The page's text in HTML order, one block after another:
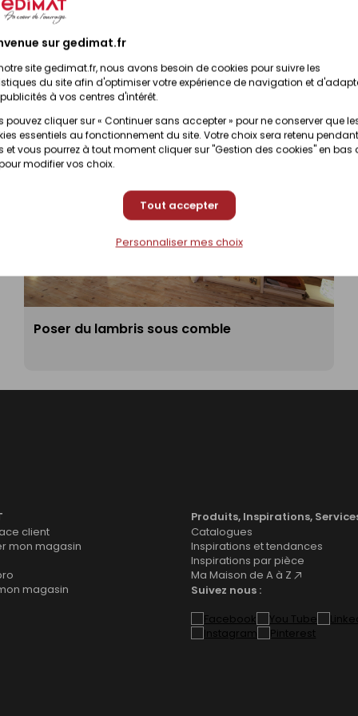
sur gedimat.fr
site gedimat.fr, nous avons besoin de cookies pour suivre les
du site afin d'optimiser votre expérience de navigation et
à vos centres d'intérêt.
pouvez cliquer sur « Continuer sans accepter » pour ne conserver que
essentiels au fonctionnement du site. Votre choix sera retenu pendant
et vous pourrez à tout moment cliquer sur "Gestion des cookies" en bas
modifier vos choix.
Tout accepter
Personnaliser mes choix
Poser du lambris sous comble
client
mon magasin
magasin
Produits, Inspirations,
Catalogues
Inspirations et tendances
Inspirations par pièce
Ma Maison de A à Z
Suivez nous :